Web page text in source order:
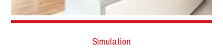
Simulation